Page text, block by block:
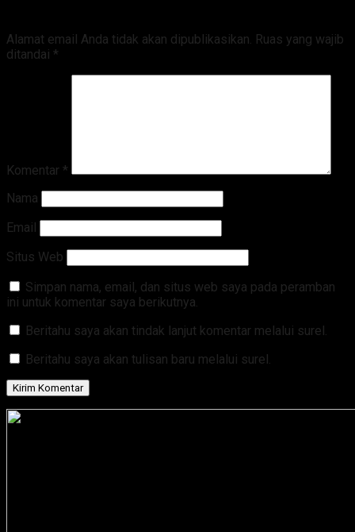
Alamat email Anda tidak akan dipublikasikan. Ruas yang wajib
ditandai *
Komentar *
Nama
Email
Situs Web
Simpan nama, email, dan situs web saya pada peramban
ini untuk komentar saya berikutnya.
Beritahu saya akan tindak lanjut komentar melalui surel.
Beritahu saya akan tulisan baru melalui surel.